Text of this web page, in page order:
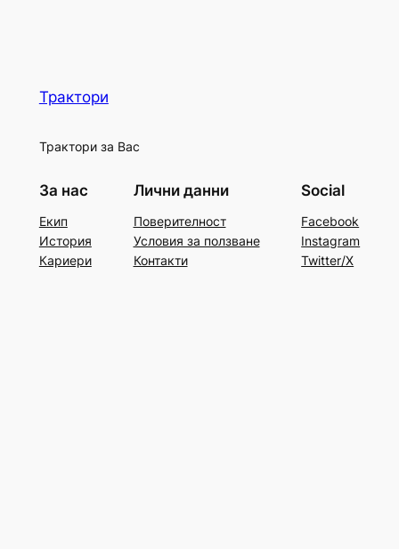
Трактори
Трактори за Вас
За нас
Екип
История
Кариери
Лични данни
Поверителност
Условия за ползване
Контакти
Social
Facebook
Instagram
Twitter/X